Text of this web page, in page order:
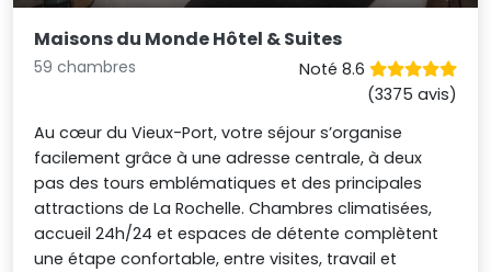
Maisons du Monde Hôtel & Suites
59 chambres
Noté 8.6
(3375 avis)
Au cœur du Vieux-Port, votre séjour s’organise
facilement grâce à une adresse centrale, à deux
pas des tours emblématiques et des principales
attractions de La Rochelle. Chambres climatisées,
accueil 24h/24 et espaces de détente complètent
une étape confortable, entre visites, travail et